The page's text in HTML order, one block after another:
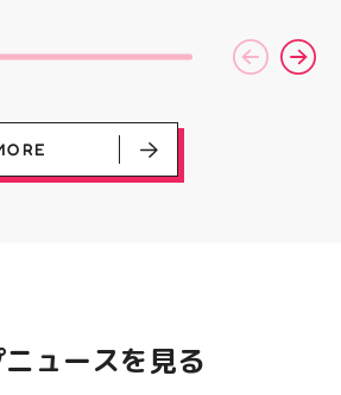
クアップニュース
ミシン教室では、 「ミ
シンを使ってみたいけ
ど、作り方が分からな
い」 そんな初心者さん
も大歓迎です お洋服・
バッグ・小物など、 あ
という方もお気軽に 作
りたいものについてもご
ース
験後
ュースを見る